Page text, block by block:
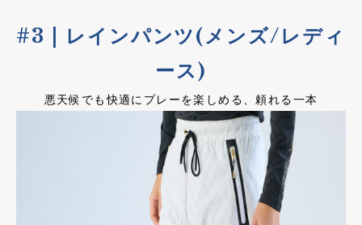
#3 | レインパンツ(メンズ/レディ
ース)
悪天候でも快適にプレーを楽しめる、頼れる一本